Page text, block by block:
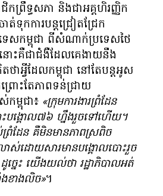
រឹទ្ធសភា និង​ជា​អគ្គ​ហិរញ្ញិក​
ទុក​ការ​បន្ត​ជ្រៀតជ្រែក​
ស​កម្ពុជា ពី​សំណាក់​ប្រទេស​ថៃ
ះ​គឺ​ជា​ជំងឺ​ដែល​គេ​ងាយ​នឹង​
ា​អ្វី​ដែល​កម្ពុជា នៅ​តែ​បន្ត​អូស​
រោះ​តែ​ភាព​ទន់​ជ្រាយ​
ម្ពុជា៖ «ក្រុម​ការងារ​ព្រំដែន​
ះ​បង្គោល​៧៦ ហ្នឹង​រួច​ទៅ​ហើយ។
រំដែន គឺ​មិន​មាន​ភាព​ស្រពិច
ាស់​ដោយ​សារ​មាន​បង្គោល​បោះ​រួច​
ដូច្នេះ យើង​យល់​ថា រដ្ឋាភិបាល​អត់​
ង​ខាង​លិច»។